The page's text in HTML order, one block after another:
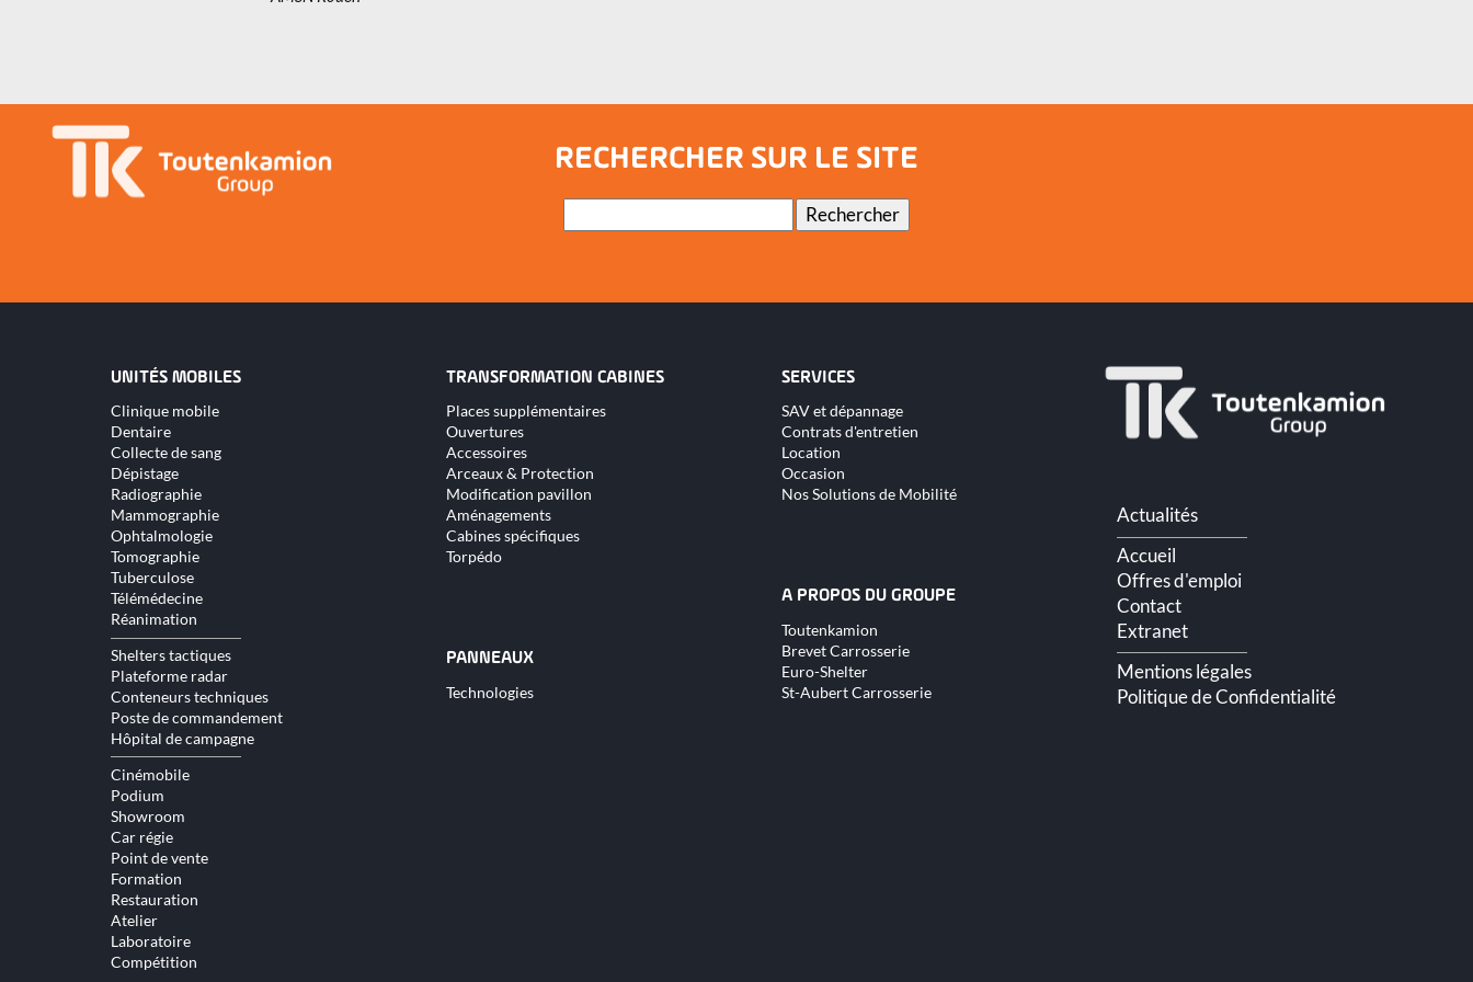
RECHERCHER SUR LE SITE
Mots-
Rechercher
UNITÉS MOBILES
Aller
au
contenu
Clinique mobile
Dentaire
Collecte de sang
Dépistage
Radiographie
Mammographie
Ophtalmologie
Tomographie
Tuberculose
Télémédecine
Réanimation
Shelters tactiques
Plateforme radar
Conteneurs techniques
Poste de commandement
Hôpital de campagne
Cinémobile
Podium
Showroom
Car régie
Point de vente
Formation
Restauration
Atelier
Laboratoire
Compétition
TRANSFORMATION CABINES
Aller
au
contenu
Places supplémentaires
Ouvertures
Accessoires
Arceaux & Protection
Modification pavillon
Aménagements
Cabines spécifiques
Torpédo
PANNEAUX
Aller
au
Technologies
SERVICES
Aller
au
contenu
SAV et dépannage
Contrats d'entretien
Location
Occasion
Nos Solutions de Mobilité
A PROPOS DU GROUPE
Aller
au
contenu
Toutenkamion
Brevet Carrosserie
Euro-Shelter
St-Aubert Carrosserie
Aller
au
contenu
Actualités
Accueil
Offres d'emploi
Contact
Extranet
Mentions légales
Politique de Confidentialité